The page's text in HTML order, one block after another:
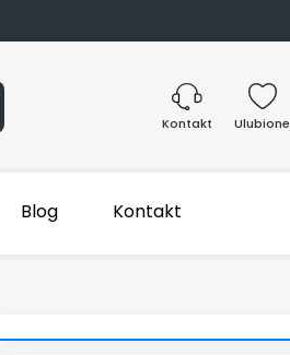
Kontakt Ulubione
Blog Kontakt